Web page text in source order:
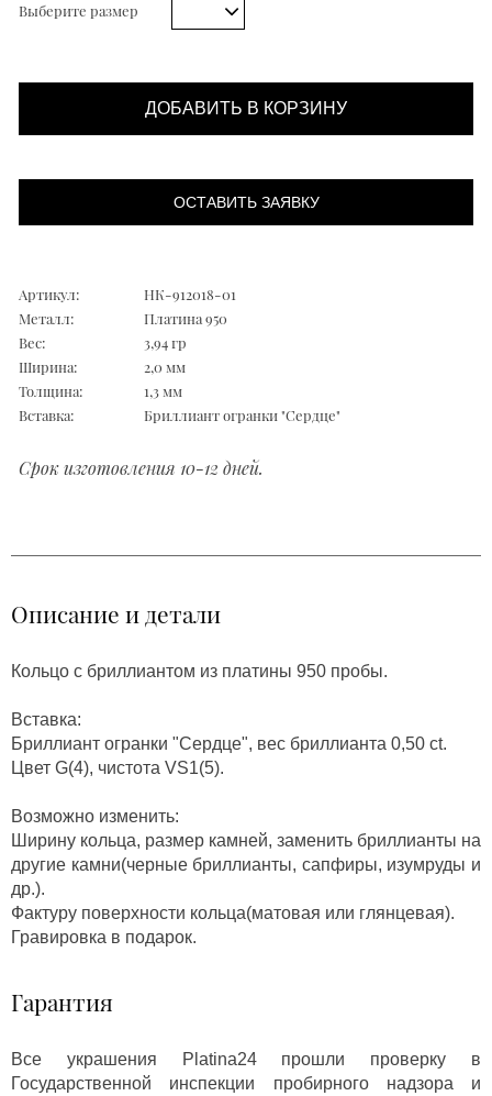
Выберите размер
ДОБАВИТЬ В КОРЗИНУ
ОСТАВИТЬ ЗАЯВКУ
Артикул:
НК-912018-01
Металл:
Платина 950
Вес:
3,94 гр
Ширина:
2,0 мм
Толщина:
1,3 мм
Вставка:
Бриллиант огранки "Сердце"
Срок изготовления 10-12 дней.
Описание и детали
Кольцо с бриллиантом из платины 950 пробы.
Вставка:
Бриллиант огранки "Сердце", вес бриллианта 0,50 ct.
Цвет G(4), чистота VS1(5).
Возможно изменить:
Ширину кольца, размер камней, заменить бриллианты на
другие камни(черные бриллианты, сапфиры, изумруды и
др.).
Фактуру поверхности кольца(матовая или глянцевая).
Гравировка в подарок.
Гарантия
Все украшения Platina24 прошли проверку в
Государственной инспекции пробирного надзора и